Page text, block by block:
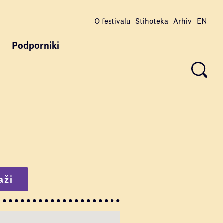
Podporniki
O festivalu Stihoteka Arhiv EN